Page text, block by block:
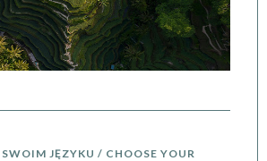
JĘZYKU / CHOOSE YOUR